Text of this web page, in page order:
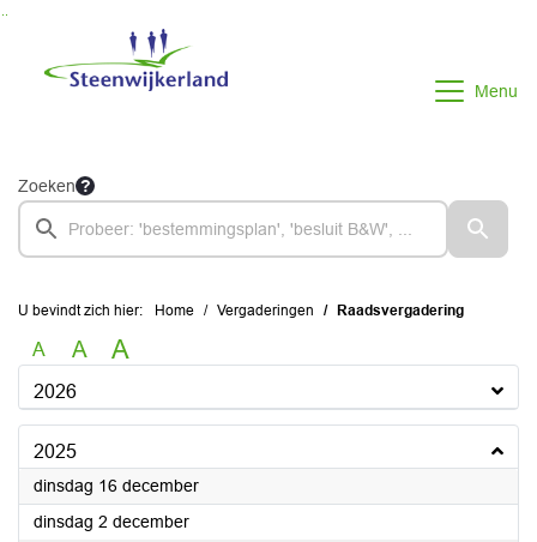
Ga naar de inhoud van deze pagina
Menu
Zoeken
U bevindt zich hier: Home Vergaderingen Raadsvergadering
A A A
2026
2025
dinsdag 16 december2025
dinsdag 2 december2025